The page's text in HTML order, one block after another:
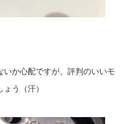
いか心配ですが、評判のいいモ
う（汗）